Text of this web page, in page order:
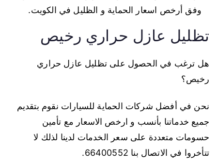
وفق أرخص اسعار الحماية و الظليل في الكويت.
تظليل عازل حراري رخيص
هل ترغب في الحصول على تظليل عازل حراري
رخيص؟
نحن في أفضل شركات الحماية للسيارات نقوم بتقديم
جميع خدماتنا بأنسب و ارخص الاسعار مع تأمين
حسومات متعددة على سعر الخدمات لدينا لذلك لا
تتأخروا في الاتصال بنا 66400552.